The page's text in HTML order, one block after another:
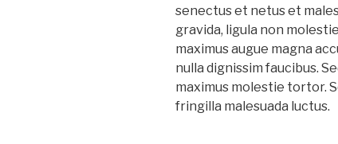
senectus et netus et
gravida, ligula non
maximus augue magna
nulla dignissim faucibus.
maximus molestie tortor.
fringilla malesuada luctus.